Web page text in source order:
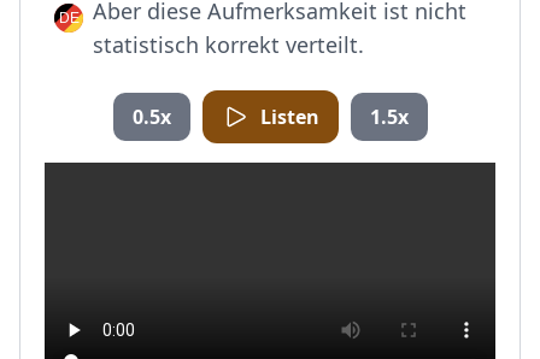
Aber diese Aufmerksamkeit ist nicht
statistisch korrekt verteilt.
0.5x Listen 1.5x